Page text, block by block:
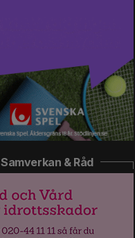
Samverkan & Råd